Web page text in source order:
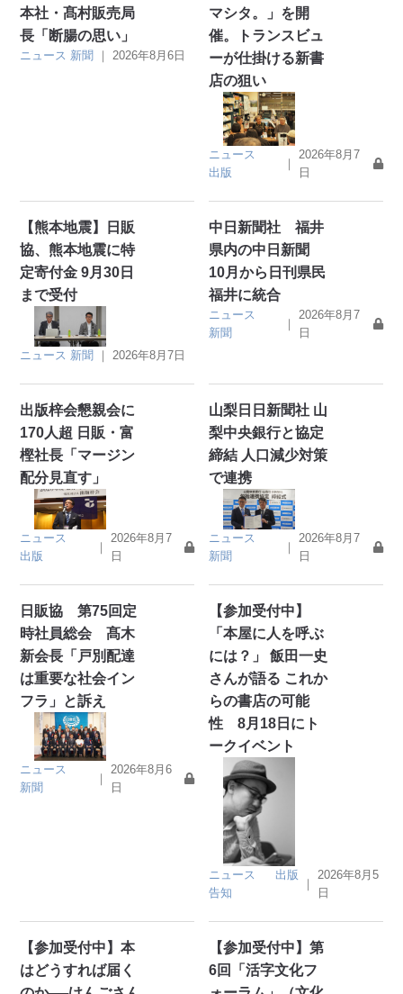
本社・髙村販売局
長「断腸の思い」
ニュース 新聞 ｜2026年8月6日
マシタ。」を開
催。トランスビュ
ーが仕掛ける新書
店の狙い
ニュース
出版
｜
2026年8月7
日
【熊本地震】日販
協、熊本地震に特
定寄付金 9月30日
まで受付
ニュース 新聞 ｜2026年8月7日
中日新聞社 福井
県内の中日新聞
10月から日刊県民
福井に統合
ニュース
新聞
｜
2026年8月7
日
出版梓会懇親会に
170人超 日販・富
樫社長「マージン
配分見直す」
ニュース
出版
｜
2026年8月7
日
山梨日日新聞社 山
梨中央銀行と協定
締結 人口減少対策
で連携
ニュース
新聞
｜
2026年8月7
日
日販協 第75回定
時社員総会 髙木
新会長「戸別配達
は重要な社会イン
フラ」と訴え
ニュース
新聞
｜
2026年8月6
日
【参加受付中】
「本屋に人を呼ぶ
には？」 飯田一史
さんが語る これか
らの書店の可能
性 8月18日にト
ークイベント
ニュース
出版
告知
｜
2026年8月5
日
【参加受付中】本
はどうすれば届く
【参加受付中】第
6回「活字文化フ